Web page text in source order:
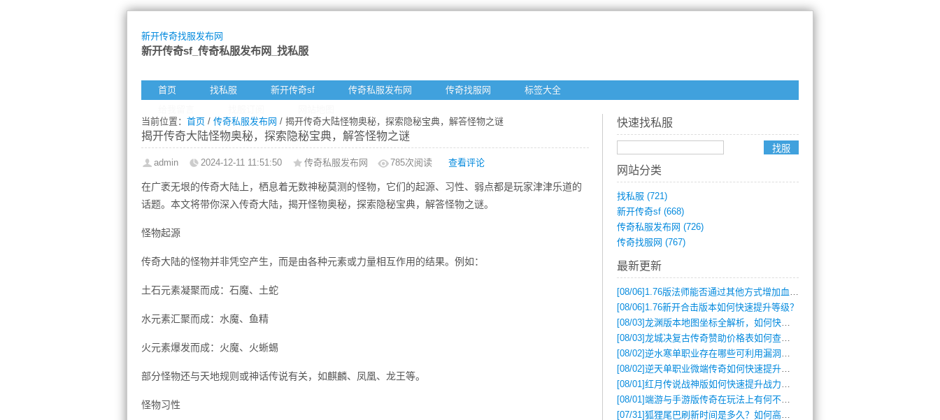
新开传奇找服发布网
新开传奇sf_传奇私服发布网_找私服
首页 找私服 新开传奇sf 传奇私服发布网 传奇找服网
标签大全
当前位置： 首页 / 传奇私服发布网 / 揭开传奇大陆怪物奥秘，探索隐秘宝典，解答怪物之谜
揭开传奇大陆怪物奥秘，探索隐秘宝典，解答怪物之谜
admin 2024-12-11 11:51:50 传奇私服发布网 785次阅读 查看评论
在广袤无垠的传奇大陆上，栖息着无数神秘莫测的怪物，它们的起源、习性、弱点都是玩家津津乐道的
话题。本文将带你深入传奇大陆，揭开怪物奥秘，探索隐秘宝典，解答怪物之谜。
怪物起源
传奇大陆的怪物并非凭空产生，而是由各种元素或力量相互作用的结果。例如：
土石元素凝聚而成：石魔、土蛇
水元素汇聚而成：水魔、鱼精
火元素爆发而成：火魔、火蜥蜴
部分怪物还与天地规则或神话传说有关，如麒麟、凤凰、龙王等。
怪物习性
快速找私服
网站分类
找私服 (721)
新开传奇sf (668)
传奇私服发布网 (726)
传奇找服网 (767)
最新更新
[08/06] 1.76版法师能否通过其他方式增加血量？
[08/06] 1.76新开合击版本如何快速提升等级？
[08/03]龙渊版本地图坐标全解析，如何快速定位BOSS位置？
[08/03]龙城决复古传奇赞助价格表如何查询？
[08/02]逆水寒单职业存在哪些可利用漏洞？如何快速提升战力？
[08/02]逆天单职业微端传奇如何快速提升战力？新手必看攻略
[08/01]红月传说战神版如何快速提升战力？新手攻略全解析？
[08/01]端游与手游版传奇在玩法上有何不同？
[07/31]狐狸尾巴刷新时间是多久？如何高效获取传奇手游中的狐狸尾巴？